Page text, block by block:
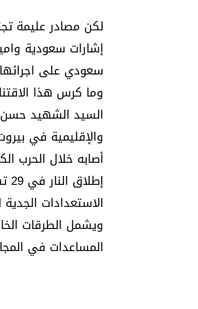
لكن مصادر عليمة
إشارات سعودية
سعودي على
وما كرس هذا
السيد الشهيد حسن
والإقليمية في
أصابه خلال الحرب
الاستعدادات
ويشمل الطرقات
المساعدات في